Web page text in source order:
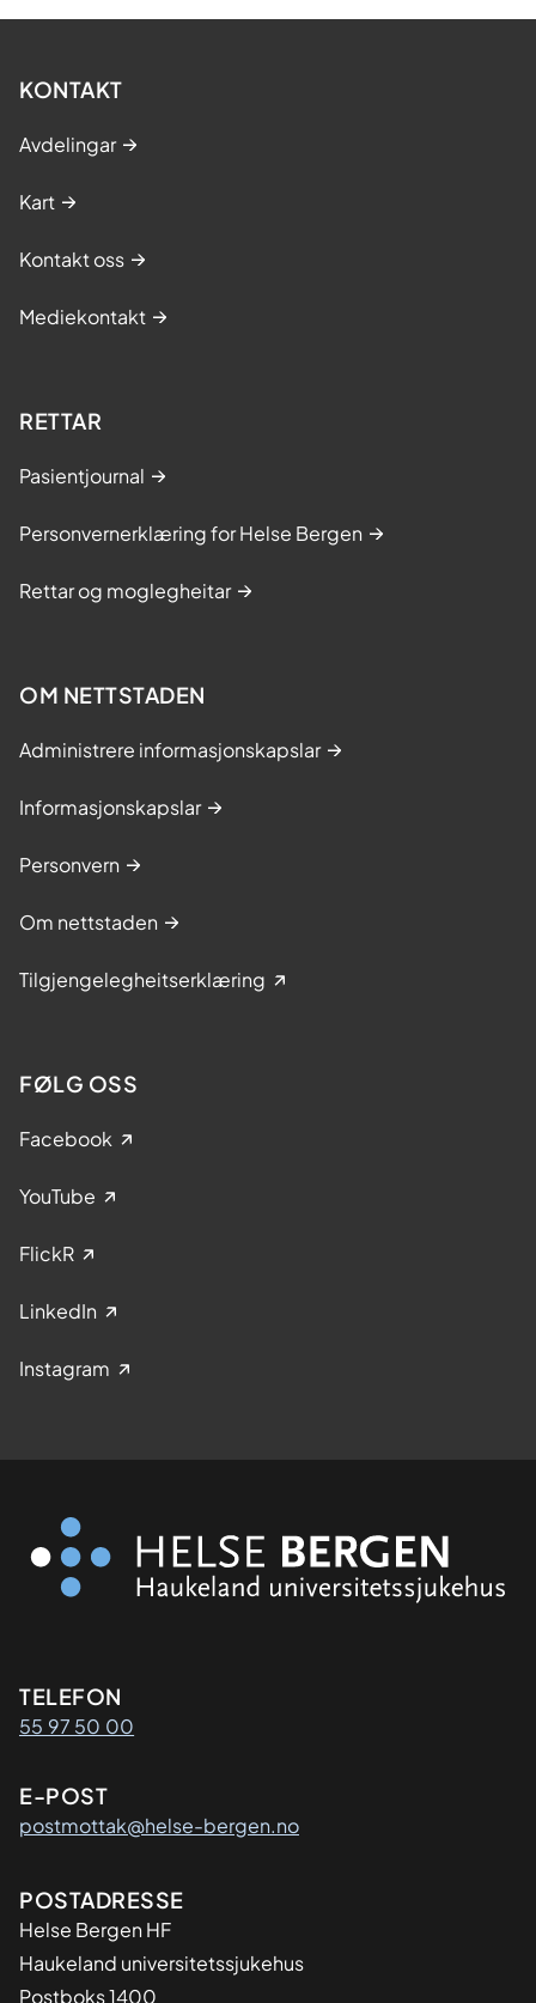
KONTAKT
Avdelingar
Kart
Kontakt oss
Mediekontakt
RETTAR
Pasientjournal
Personvernerklæring for Helse Bergen
Rettar og moglegheitar
OM NETTSTADEN
Administrere informasjonskapslar
Informasjonskapslar
Personvern
Om nettstaden
Tilgjengelegheitserklæring
FØLG OSS
Facebook
YouTube
FlickR
LinkedIn
Instagram
Kontaktinformasjon
TELEFON
55 97 50 00
E-POST
postmottak@helse-bergen.no
Adresse
POSTADRESSE
Helse Bergen HF
Haukeland universitetssjukehus
Postboks 1400